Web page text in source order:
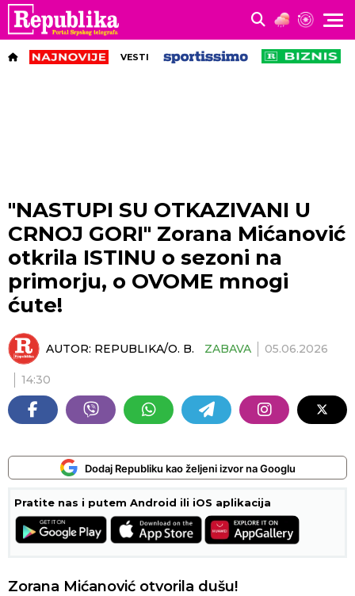
VESTI
"NASTUPI SU OTKAZIVANI U
CRNOJ GORI" Zorana Mićanović
otkrila ISTINU o sezoni na
primorju, o OVOME mnogi
ćute!
AUTOR: REPUBLIKA/O. B. ZABAVA 05.06.2026
14:30
Dodaj Republiku kao željeni izvor na Googlu
Pratite nas i putem Android ili iOS aplikacija
Zorana Mićanović otvorila dušu!